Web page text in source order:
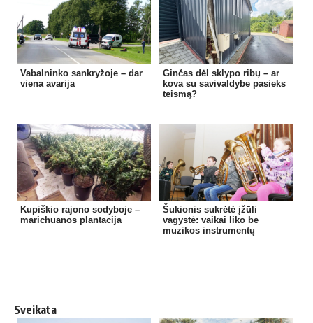
Vabalninko sankryžoje – dar
viena avarija
Ginčas dėl sklypo ribų – ar
kova su savivaldybe pasieks
teismą?
Kupiškio rajono sodyboje –
marichuanos plantacija
Šukionis sukrėtė įžūli
vagystė: vaikai liko be
muzikos instrumentų
Sveikata